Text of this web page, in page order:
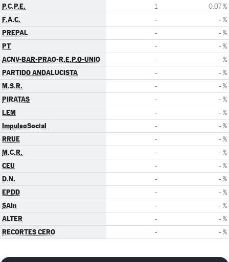
P.C.P.E. 1 0.07 %
F.A.C. - - %
PREPAL - - %
PT - - %
ACNV-BAR-PRAO-R.E.P.O-UNIO - - %
PARTIDO ANDALUCISTA - - %
M.S.R. - - %
PIRATAS - - %
LEM - - %
ImpulsoSocial - - %
RRUE - - %
M.C.R. - - %
CEU - - %
D.N. - - %
EPDD - - %
SAIn - - %
ALTER - - %
RECORTES CERO - - %